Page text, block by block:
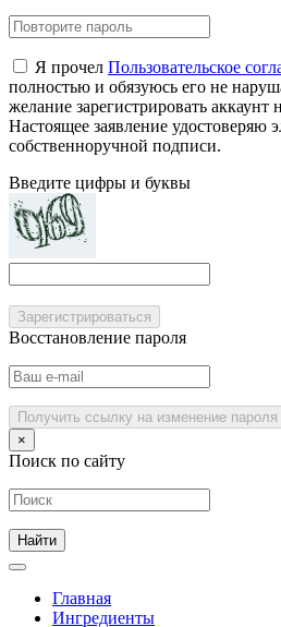
Я прочел Пользовательское
полностью и обязуюсь его не
желание зарегистрировать аккаунт
Настоящее заявление удостоверяю
собственноручной подписи.
Введите цифры и буквы
Зарегистрироваться
Восстановление пароля
Получить ссылку на изменение пароля
×
Поиск по сайту
Главная
Ингредиенты